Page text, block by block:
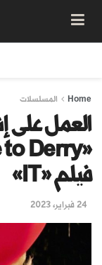
Home المسلسلات
العمل على
فيلم «IT»
24 فبراير، 2023